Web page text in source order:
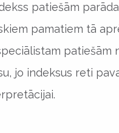
patiešām
pamatiem tā
patiešām
jo indeksus reti